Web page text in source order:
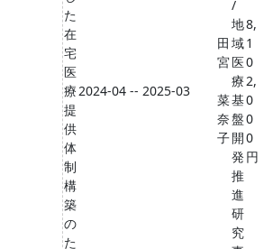
た
在
宅
医
療
提
供
体
制
構
築
の
た
2024-04 -- 2025-03
田
宮
菜
奈
子
/
地
域
医
療
基
盤
開
発
推
進
研
究
8,
1
0
2,
0
0
0
円